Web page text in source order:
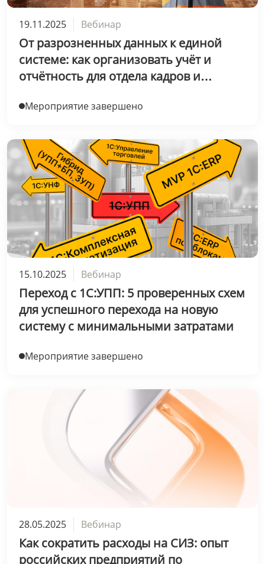
19.11.2025 Вебинар
От разрозненных данных к единой
системе: как организовать учёт и
отчётность для отдела кадров и
Мероприятие завершено
15.10.2025 Вебинар
Переход с 1С:УПП: 5 проверенных схем
для успешного перехода на новую
систему с минимальными затратами
Мероприятие завершено
28.05.2025 Вебинар
Как сократить расходы на СИЗ: опыт
российских предприятий по